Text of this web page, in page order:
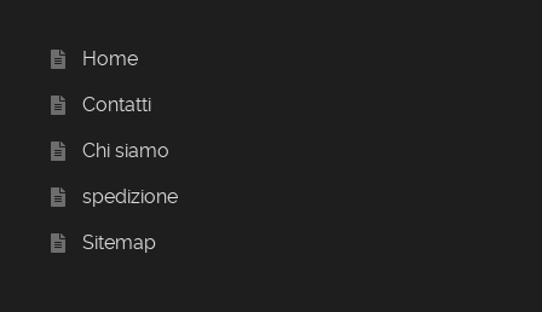
Home
Contatti
Chi siamo
spedizione
Sitemap